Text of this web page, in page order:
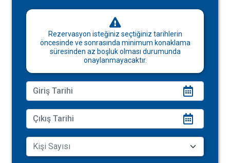
Rezervasyon isteğiniz seçtiğiniz tarihlerin
öncesinde ve sonrasında minimum konaklama
süresinden az boşluk olması durumunda
onaylanmayacaktır.